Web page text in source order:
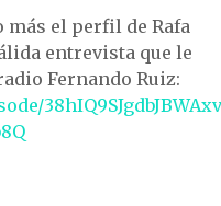
más el perfil de Rafa
entrevista que le
Fernando Ruiz: